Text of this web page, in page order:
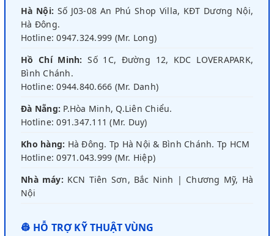
Hà Nội: Số J03-08 An Phú Shop Villa, KĐT Dương Nội,
Hà Đông.
Hotline: 0947.324.999 (Mr. Long)
Hồ Chí Minh: Số 1C, Đường 12, KDC LOVERAPARK,
Bình Chánh.
Hotline: 0944.840.666 (Mr. Danh)
Đà Nẵng: P.Hòa Minh, Q.Liên Chiểu.
Hotline: 091.347.111 (Mr. Duy)
Kho hàng: Hà Đông. Tp Hà Nội & Bình Chánh. Tp HCM
Hotline: 0971.043.999 (Mr. Hiệp)
Nhà máy: KCN Tiên Sơn, Bắc Ninh | Chương Mỹ, Hà
Nội
👷 HỖ TRỢ KỸ THUẬT VÙNG